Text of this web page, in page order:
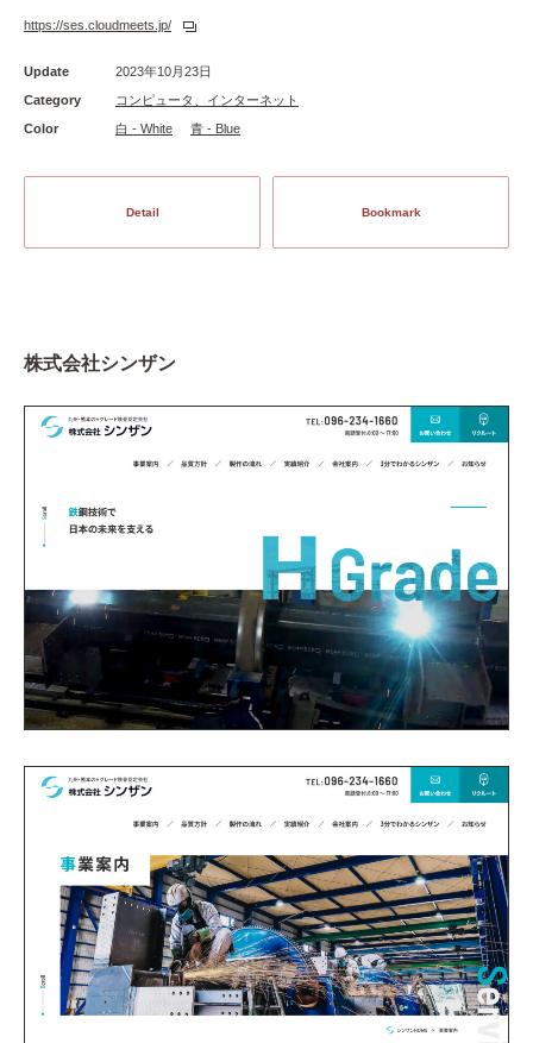
https://ses.cloudmeets.jp/
Update
2023年10月23日
Category
コンピュータ、インターネット
Color
白 - White 青 - Blue
Detail Bookmark
株式会社シンザン